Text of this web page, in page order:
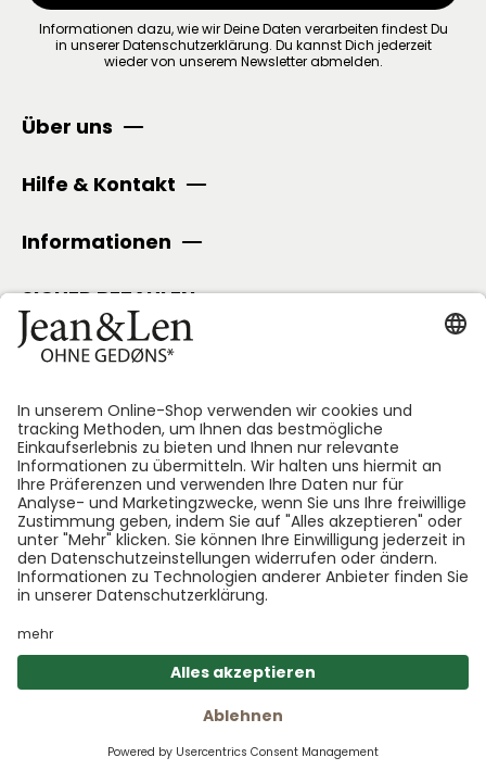
Informationen dazu, wie wir Deine Daten verarbeiten findest Du
in unsererDatenschutzerklärung. Du kannst Dich jederzeit
wieder von unserem Newsletter abmelden.
Über uns
Hilfe & Kontakt
Informationen
SICHER BEZAHLEN
Folge uns:
*GEDØNS = Inhaltsstoffe, auf die Len persönlich gerne
verzichtet. Bei jedem Produkt geben wir an, welche
das sind.